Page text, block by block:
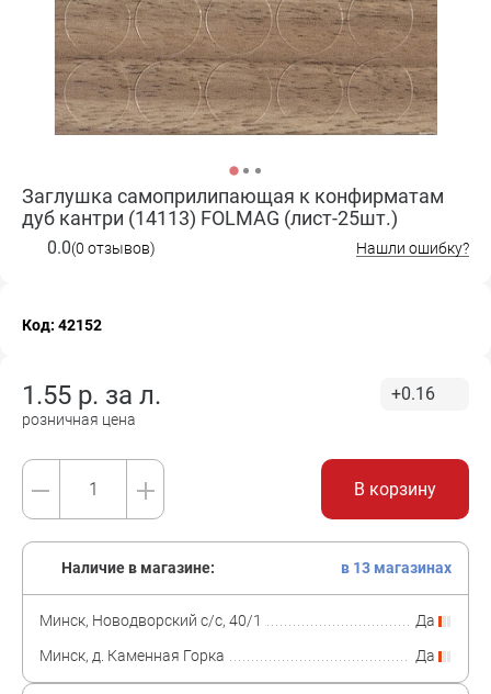
Заглушка самоприлипающая к конфирматам
дуб кантри (14113) FOLMAG (лист-25шт.)
0.0(0 отзывов) Нашли ошибку?
Код: 42152
1.55 р. за л.
розничная цена
+0.16
В корзину
Наличие в магазине: в 13 магазинах
Минск, Новодворский с/с, 40/1
Да
Минск, д. Каменная Горка
Да